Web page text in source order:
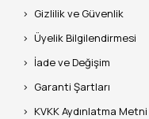
Gizlilik ve Güvenlik
Üyelik Bilgilendirmesi
İade ve Değişim
Garanti Şartları
KVKK Aydınlatma Metni